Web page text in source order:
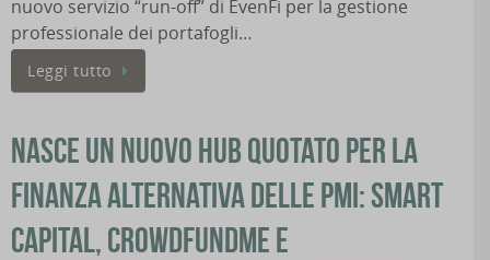
nuovo servizio “run-off” di EvenFi per la gestione
professionale dei portafogli…
Leggi tutto
Nasce un nuovo hub quotato per la
finanza alternativa delle PMI: Smart
Capital, CrowdFundMe e